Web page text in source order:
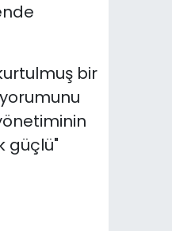
bir
güçlü"